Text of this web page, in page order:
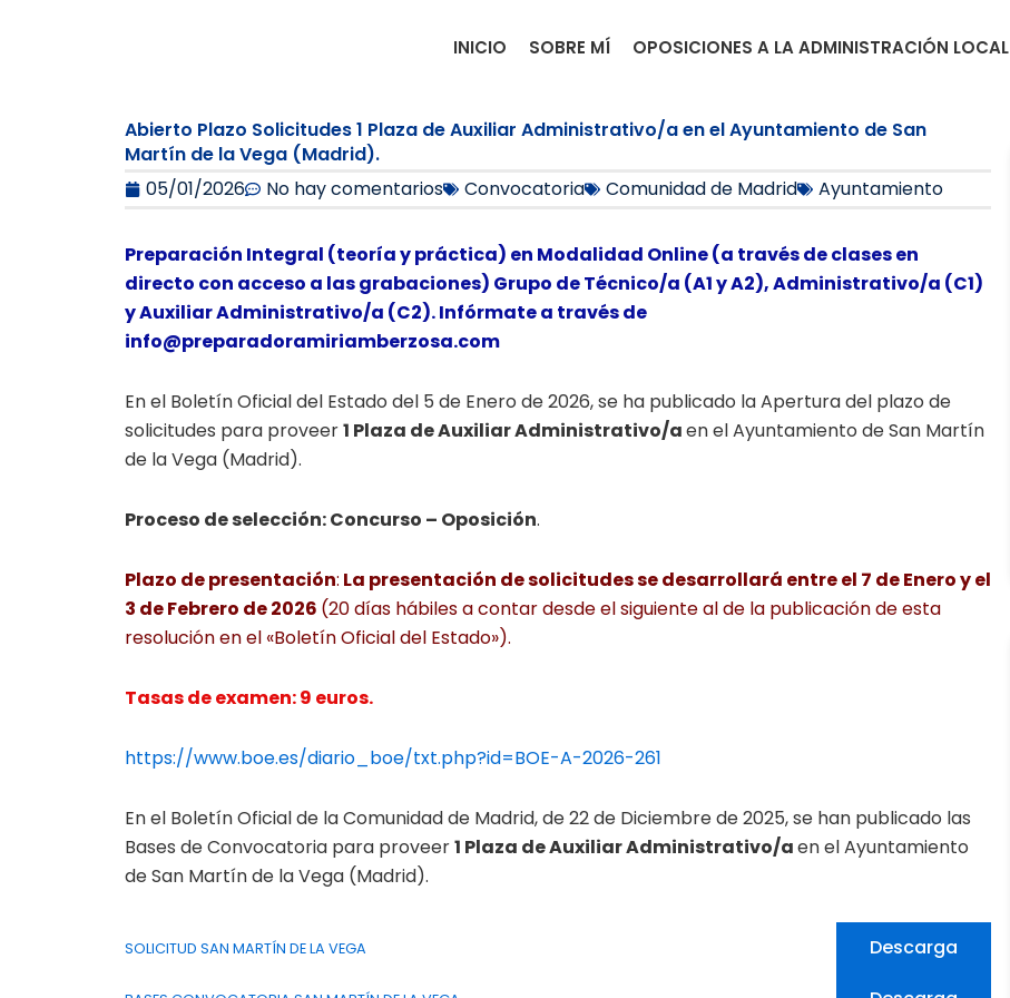
INICIO SOBRE MÍ OPOSICIONES A LA ADMINISTRACIÓN LOCAL
Abierto Plazo Solicitudes 1 Plaza de Auxiliar Administrativo/a en el Ayuntamiento de San
Martín de la Vega (Madrid).
05/01/2026
No hay comentarios Convocatoria Comunidad de Madrid Ayuntamiento
Preparación Integral (teoría y práctica) en Modalidad Online (a través de clases en
directo con acceso a las grabaciones) Grupo de Técnico/a (A1 y A2), Administrativo/a (C1)
y Auxiliar Administrativo/a (C2). Infórmate a través de
info@preparadoramiriamberzosa.com
En el Boletín Oficial del Estado del 5 de Enero de 2026, se ha publicado la Apertura del plazo de
solicitudes para proveer1 Plaza de Auxiliar Administrativo/aen el Ayuntamiento de San Martín
de la Vega (Madrid).
Proceso de selección: Concurso – Oposición.
Plazo de presentación: La presentación de solicitudes se desarrollará entre el 7 de Enero y el
3 de Febrero de 2026 (20 días hábiles a contar desde el siguiente al de la publicación de esta
resolución en el «Boletín Oficial del Estado»).
Tasas de examen: 9 euros.
https://www.boe.es/diario_boe/txt.php?id=BOE-A-2026-261
En el Boletín Oficial de la Comunidad de Madrid, de 22 de Diciembre de 2025, se han publicado las
Bases de Convocatoria para proveer1 Plaza de Auxiliar Administrativo/aen el Ayuntamiento
de San Martín de la Vega (Madrid).
SOLICITUD SAN MARTÍN DE LA VEGA Descarga